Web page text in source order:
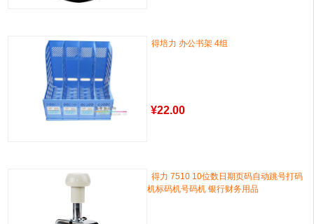
得培力 办公书架 4组
¥22.00
得力 7510 10位数日期页码自动跳号打码
机标码机号码机 银行财务用品